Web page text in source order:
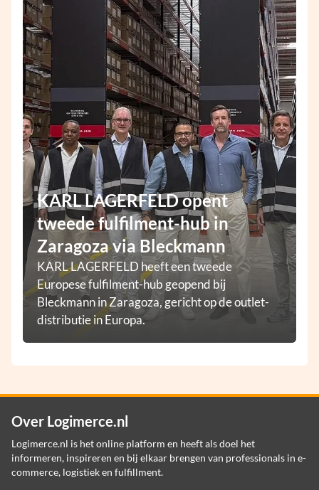
KARL LAGERFELD opent
tweede fulfilment-hub in
Zaragoza via Bleckmann
KARL LAGERFELD heeft een tweede
Europese fulfilment-hub geopend bij
Bleckmann in Zaragoza, gericht op de outlet-
distributie in Europa.
Over Logimerce.nl
Logimerce.nl is het online platform en heeft als doel het
informeren, inspireren en bij elkaar brengen van professionals in e-
commerce, logistiek en fulfillment.